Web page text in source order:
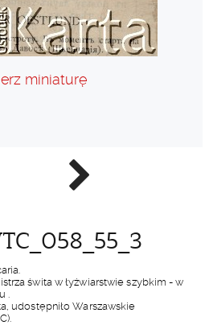
Następne
zdjęcie
miniaturę
świta w łyżwiarstwie szybkim - w
.
udostępniło Warszawskie